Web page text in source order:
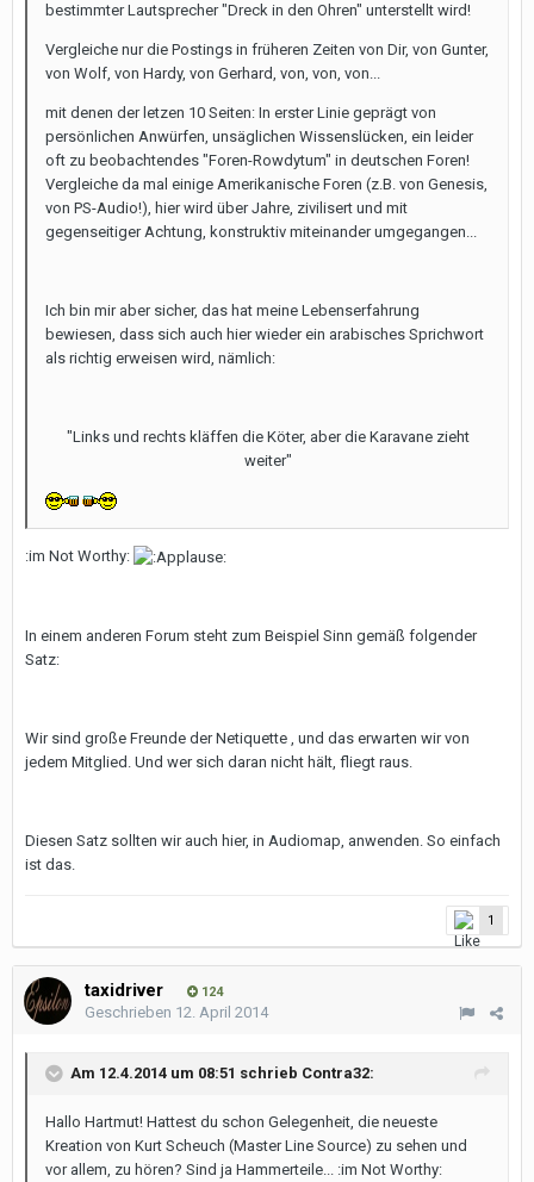
bestimmter Lautsprecher "Dreck in den Ohren" unterstellt wird!
Vergleiche nur die Postings in früheren Zeiten von Dir, von Gunter,
von Wolf, von Hardy, von Gerhard, von, von, von...
mit denen der letzen 10 Seiten: In erster Linie geprägt von
persönlichen Anwürfen, unsäglichen Wissenslücken, ein leider
oft zu beobachtendes "Foren-Rowdytum" in deutschen Foren!
Vergleiche da mal einige Amerikanische Foren (z.B. von Genesis,
von PS-Audio!), hier wird über Jahre, zivilisert und mit
gegenseitiger Achtung, konstruktiv miteinander umgegangen...
Ich bin mir aber sicher, das hat meine Lebenserfahrung
bewiesen, dass sich auch hier wieder ein arabisches Sprichwort
als richtig erweisen wird, nämlich:
"Links und rechts kläffen die Köter, aber die Karavane zieht
weiter"
:im Not Worthy:
In einem anderen Forum steht zum Beispiel Sinn gemäß folgender
Satz:
Wir sind große Freunde der Netiquette , und das erwarten wir von
jedem Mitglied. Und wer sich daran nicht hält, fliegt raus.
Diesen Satz sollten wir auch hier, in Audiomap, anwenden. So einfach
ist das.
1
taxidriver 124
Geschrieben 12. April 2014
Am 12.4.2014 um 08:51 schrieb Contra32:
Hallo Hartmut! Hattest du schon Gelegenheit, die neueste
Kreation von Kurt Scheuch (Master Line Source) zu sehen und
vor allem, zu hören? Sind ja Hammerteile... :im Not Worthy: